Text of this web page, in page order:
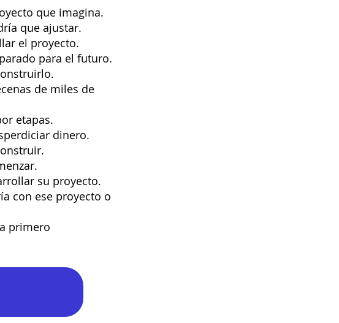
que imagina.
que ajustar.
el proyecto.
para el futuro.
de miles de
etapas.
dinero.
su proyecto.
con ese proyecto o
primero